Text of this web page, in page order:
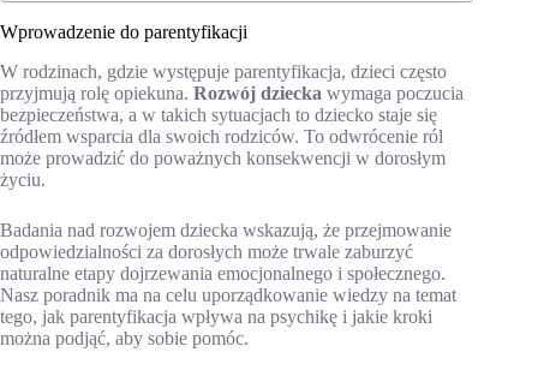
Wprowadzenie do parentyfikacji
W rodzinach, gdzie występuje parentyfikacja, dzieci często
przyjmują rolę opiekuna. Rozwój dziecka wymaga poczucia
bezpieczeństwa, a w takich sytuacjach to dziecko staje się
źródłem wsparcia dla swoich rodziców. To odwrócenie ról
może prowadzić do poważnych konsekwencji w dorosłym
życiu.
Badania nad rozwojem dziecka wskazują, że przejmowanie
odpowiedzialności za dorosłych może trwale zaburzyć
naturalne etapy dojrzewania emocjonalnego i społecznego.
Nasz poradnik ma na celu uporządkowanie wiedzy na temat
tego, jak parentyfikacja wpływa na psychikę i jakie kroki
można podjąć, aby sobie pomóc.